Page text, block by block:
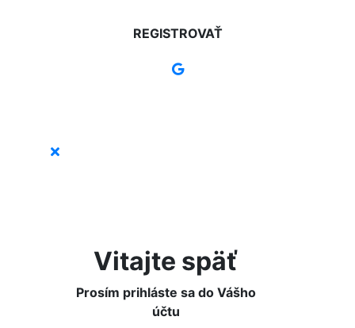
REGISTROVAŤ
Vitajte späť
Prosím prihláste sa do Vášho
účtu